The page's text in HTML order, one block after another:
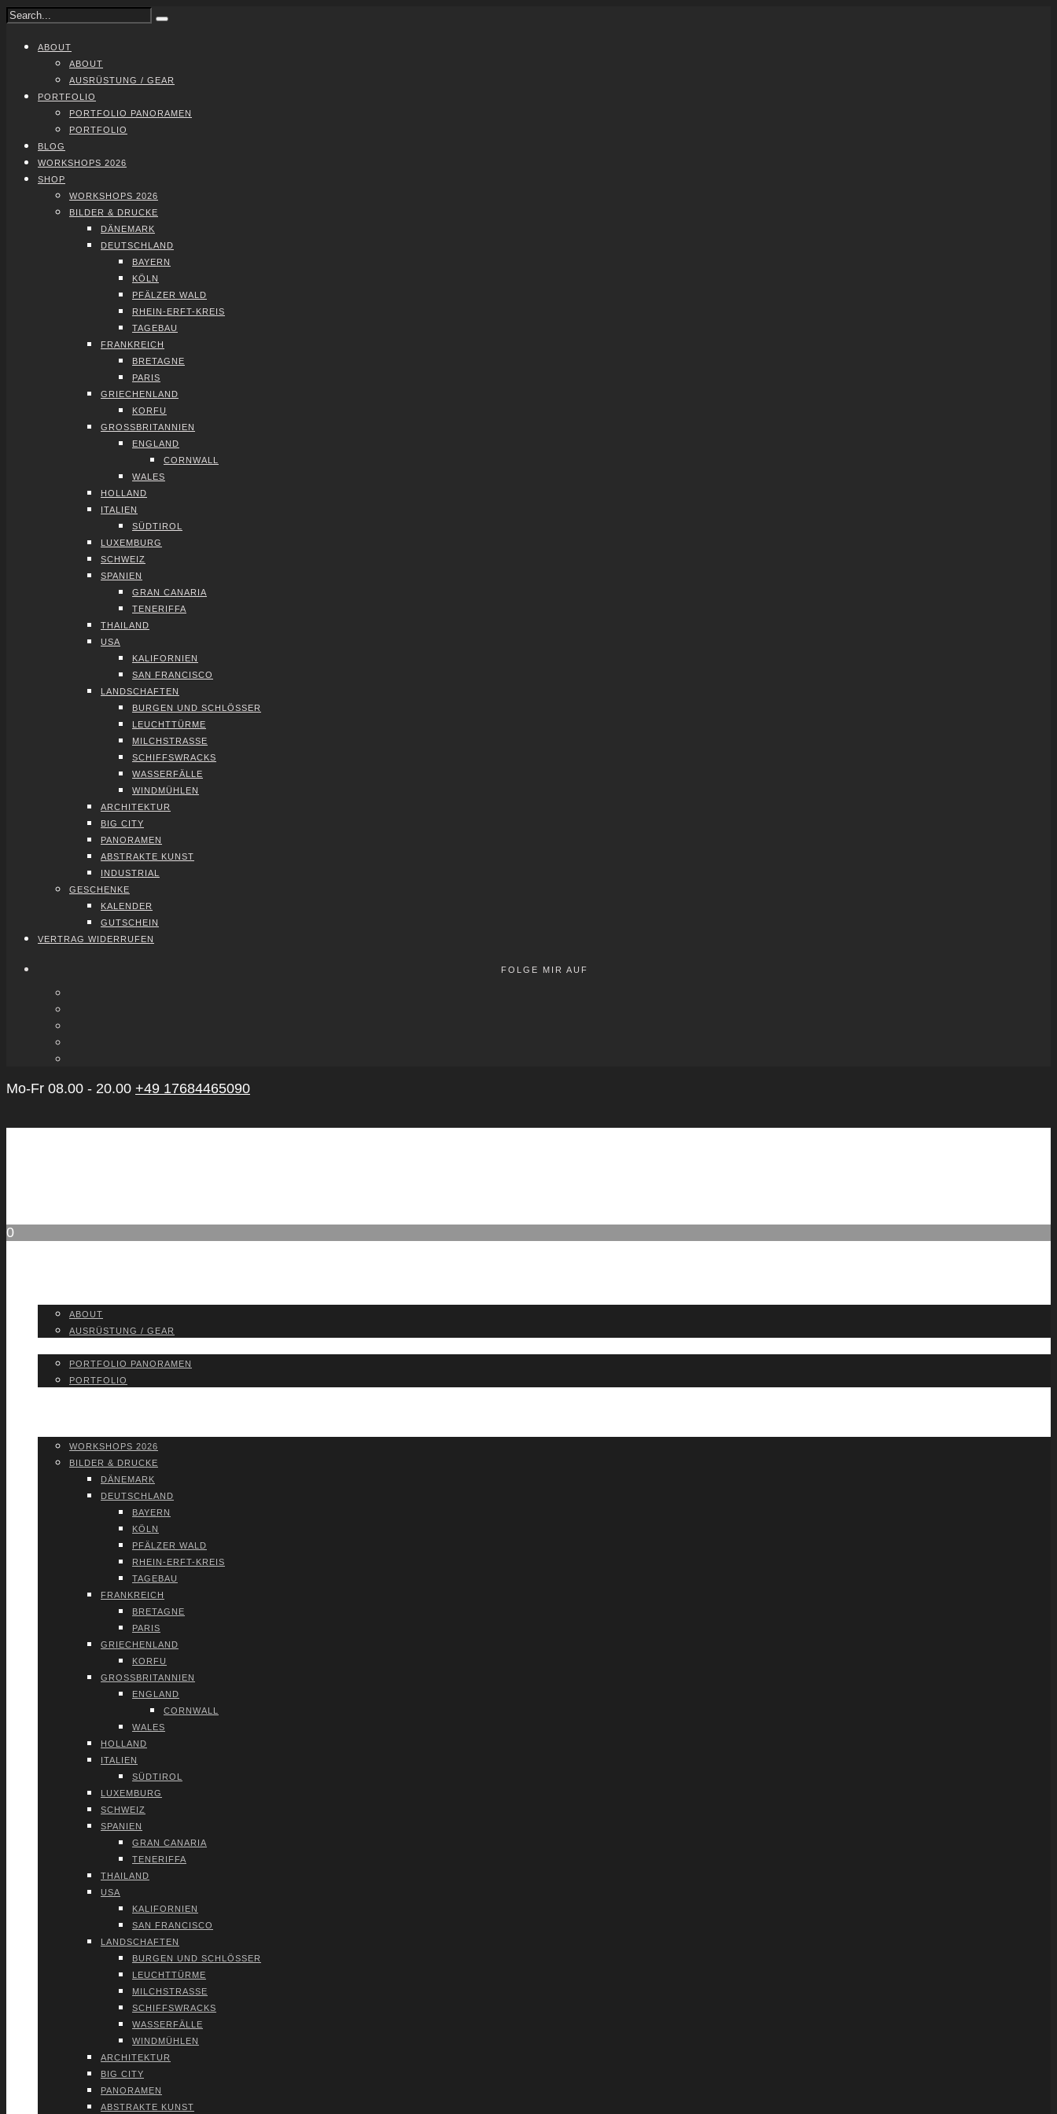
ABOUT
ABOUT
AUS­RÜS­TUNG / GEAR
PORT­FO­LIO
PORT­FO­LIO PAN­ORA­MEN
PORT­FO­LIO
BLOG
WORK­SHOPS 2026
SHOP
WORK­SHOPS 2026
BIL­DER & DRU­CKE
DÄNE­MARK
DEUTSCH­LAND
BAY­ERN
KÖLN
PFÄL­ZER WALD
RHEIN-ERFT-KREIS
TAGE­BAU
FRANK­REICH
BRE­TA­GNE
PARIS
GRIE­CHEN­LAND
KOR­FU
GROSS­BRI­TAN­NI­EN
ENG­LAND
CORN­WALL
WALES
HOL­LAND
ITA­LI­EN
SÜD­TI­ROL
LUXEM­BURG
SCHWEIZ
SPA­NI­EN
GRAN CANA­RIA
TENE­RIF­FA
THAI­LAND
USA
KALI­FOR­NI­EN
SAN FRAN­CIS­CO
LAND­SCHAF­TEN
BUR­GEN UND SCHLÖS­SER
LEUCHT­TÜR­ME
MILCH­STRAS­SE
SCHIFFS­WRACKS
WAS­SER­FÄL­LE
WIND­MÜH­LEN
ARCHI­TEK­TUR
BIG CITY
PAN­ORA­MEN
ABS­TRAK­TE KUNST
INDUS­TRI­AL
GESCHEN­KE
KALEN­DER
GUT­SCHEIN
VER­TRAG WIDER­RU­FEN
FOLGE MIR AUF
Mo-Fr 08.00 - 20.00 +49 17684465090
0
ABOUT
AUS­RÜS­TUNG / GEAR
PORT­FO­LIO PAN­ORA­MEN
PORT­FO­LIO
WORK­SHOPS 2026
BIL­DER & DRU­CKE
DÄNE­MARK
DEUTSCH­LAND
BAY­ERN
KÖLN
PFÄL­ZER WALD
RHEIN-ERFT-KREIS
TAGE­BAU
FRANK­REICH
BRE­TA­GNE
PARIS
GRIE­CHEN­LAND
KOR­FU
GROSS­BRI­TAN­NI­EN
ENG­LAND
CORN­WALL
WALES
HOL­LAND
ITA­LI­EN
SÜD­TI­ROL
LUXEM­BURG
SCHWEIZ
SPA­NI­EN
GRAN CANA­RIA
TENE­RIF­FA
THAI­LAND
USA
KALI­FOR­NI­EN
SAN FRAN­CIS­CO
LAND­SCHAF­TEN
BUR­GEN UND SCHLÖS­SER
LEUCHT­TÜR­ME
MILCH­STRAS­SE
SCHIFFS­WRACKS
WAS­SER­FÄL­LE
WIND­MÜH­LEN
ARCHI­TEK­TUR
BIG CITY
PAN­ORA­MEN
ABS­TRAK­TE KUNST